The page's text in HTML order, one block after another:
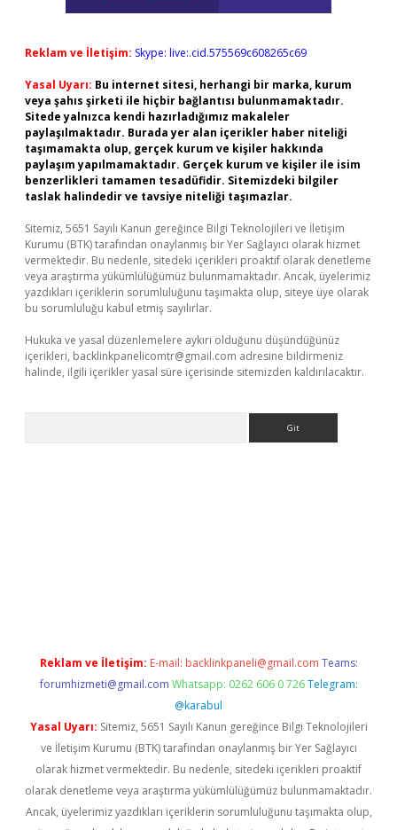
Reklam ve İletişim: Skype: live:.cid.575569c608265c69
Yasal Uyarı: Bu internet sitesi, herhangi bir marka, kurum
veya şahıs şirketi ile hiçbir bağlantısı bulunmamaktadır.
Sitede yalnızca kendi hazırladığımız makaleler
paylaşılmaktadır. Burada yer alan içerikler haber niteliği
taşımamakta olup, gerçek kurum ve kişiler hakkında
paylaşım yapılmamaktadır. Gerçek kurum ve kişiler ile isim
benzerlikleri tamamen tesadüfidir. Sitemizdeki bilgiler
taslak halindedir ve tavsiye niteliği taşımazlar.
Sitemiz, 5651 Sayılı Kanun gereğince Bilgi Teknolojileri ve İletişim
Kurumu (BTK) tarafından onaylanmış bir Yer Sağlayıcı olarak hizmet
vermektedir. Bu nedenle, sitedeki içerikleri proaktif olarak denetleme
veya araştırma yükümlülüğümüz bulunmamaktadır. Ancak, üyelerimiz
yazdıkları içeriklerin sorumluluğunu taşımakta olup, siteye üye olarak
bu sorumluluğu kabul etmiş sayılırlar.
Hukuka ve yasal düzenlemelere aykırı olduğunu düşündüğünüz
içerikleri, backlinkpanelicomtr@gmail.com adresine bildirmeniz
halinde, ilgili içerikler yasal süre içerisinde sitemizden kaldırılacaktır.
Reklam ve İletişim: E-mail: backlinkpaneli@gmail.com Teams:
forumhizmeti@gmail.com Whatsapp: 0262 606 0 726 Telegram:
@karabul
Yasal Uyarı: Sitemiz, 5651 Sayılı Kanun gereğince Bilgi Teknolojileri
ve İletişim Kurumu (BTK) tarafından onaylanmış bir Yer Sağlayıcı
olarak hizmet vermektedir. Bu nedenle, sitedeki içerikleri proaktif
olarak denetleme veya araştırma yükümlülüğümüz bulunmamaktadır.
Ancak, üyelerimiz yazdıkları içeriklerin sorumluluğunu taşımakta olup,